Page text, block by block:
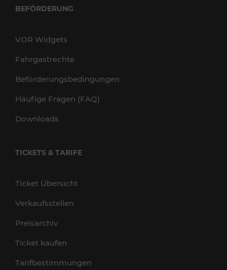
BEFÖRDERUNG
VOR Widgets
Fahrgastrechte
Beförderungsbedingungen
Häufige Fragen (FAQ)
Downloads
TICKETS & TARIFE
Ticket Übersicht
Verkaufsstellen
Preisarchiv
Ticket kaufen
Tarifbestimmungen